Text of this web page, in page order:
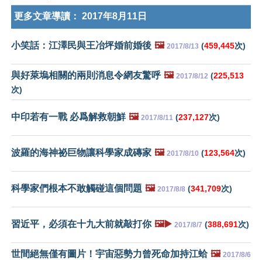
更多文章導讀： 2017年8月11日
小笑話：江澤民與王冶坪婚前婚後 🖼️ 2017/8/13 (459,445次)
與好萊塢相關的兩則消息令網友驚呼 🖼️ 2017/8/12 (225,513
次)
中印若有一戰 必爲解救朝鮮 🖼️ 2017/8/11 (237,127次)
波羅的海神祕巨物讓科學家成磚家 🖼️ 2017/8/10 (123,564次)
科學家們根本不敢觸碰這個問題 🖼️ 2017/8/8 (341,709次)
習近平，必須在十九大前就敲打你 🖼️▶️ 2017/8/7 (388,691次)
世間絕無僅有圖片！宇宙惡勢力曾死命加持江蛤 🖼️ 2017/8/6